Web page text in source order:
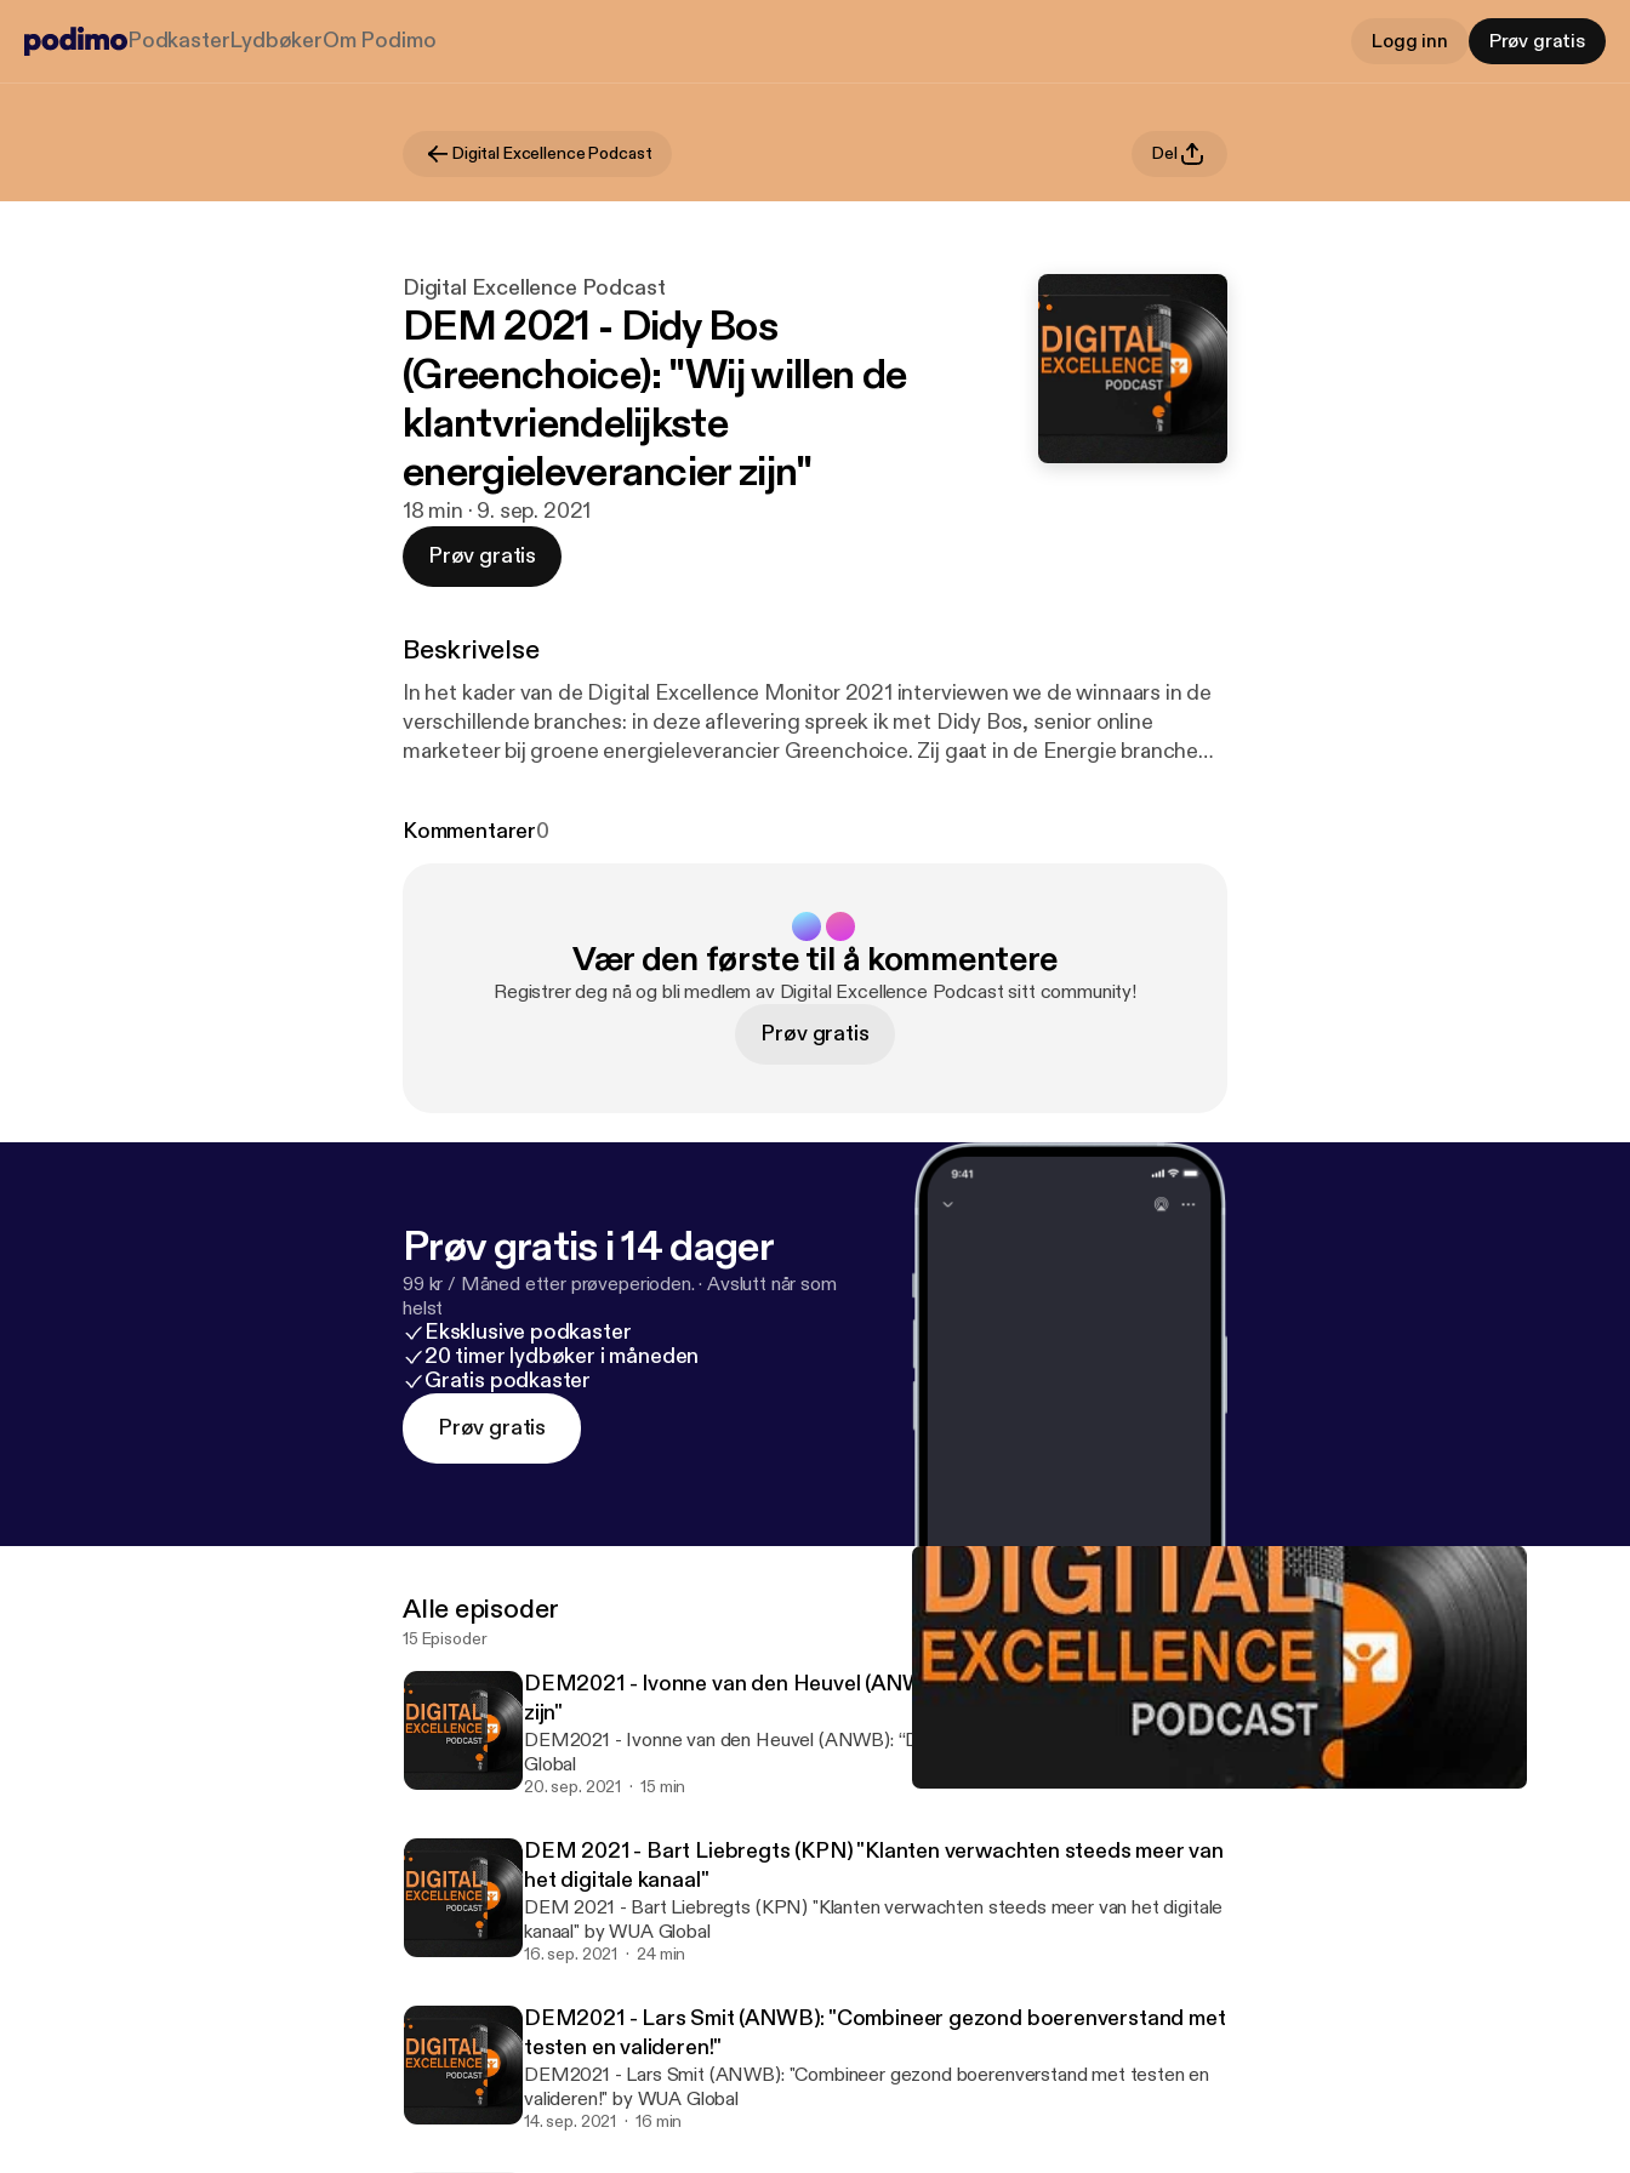
PodkasterLydbøkerOm Podimo Logg inn Prøv gratis
Digital Excellence Podcast Del
Digital Excellence Podcast
DEM 2021 - Didy Bos
(Greenchoice): "Wij willen de
klantvriendelijkste
energieleverancier zijn"
18 min · 9. sep. 2021
Prøv gratis
Beskrivelse
In het kader van de Digital Excellence Monitor 2021 interviewen we de winnaars in de
verschillende branches: in deze aflevering spreek ik met Didy Bos, senior online
marketeer bij groene energieleverancier Greenchoice. Zij gaat in de Energie branche
Kommentarer0
Vær den første til å kommentere
Registrer deg nå og bli medlem av Digital Excellence Podcast sitt community!
Prøv gratis
Prøv gratis i 14 dager
99 kr / Måned etter prøveperioden. ·Avslutt når som
helst
Eksklusive podkaster
20 timer lydbøker i måneden
Gratis podkaster
Prøv gratis
Alle episoder
15 Episoder
DEM2021 - Ivonne van den Heuvel (ANWB): “Digitaal moet eenvoudig
zijn"
DEM2021 - Ivonne van den Heuvel (ANWB): “Digitaal moet eenvoudig zijn" by WUA
Global
20. sep. 2021 15 min
DEM 2021 - Bart Liebregts (KPN) "Klanten verwachten steeds meer van
het digitale kanaal"
DEM 2021 - Bart Liebregts (KPN) "Klanten verwachten steeds meer van het digitale
kanaal" by WUA Global
16. sep. 2021 24 min
DEM2021 - Lars Smit (ANWB): "Combineer gezond boerenverstand met
testen en valideren!"
DEM2021 - Lars Smit (ANWB): "Combineer gezond boerenverstand met testen en
valideren!" by WUA Global
14. sep. 2021 16 min